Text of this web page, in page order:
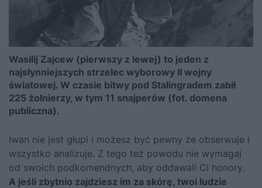
Wasilij Zajcew (pierwszy z lewej) to jeden z
najsłynniejszych strzelec wyborowy II wojny
światowej. W czasie bitwy pod Stalingradem zabił
225 żołnierzy, w tym 11 snajperów (fot. domena
publiczna).
Iwan nie jest głupi i możesz być pewny że obserwuje i
wszystko analizuje. Z tego też powodu nie wymagaj
od swoich podkomendnych, aby oddawali Ci honory.
A jeśli zbytnio zajdziesz im za skórę, twoi ludzie